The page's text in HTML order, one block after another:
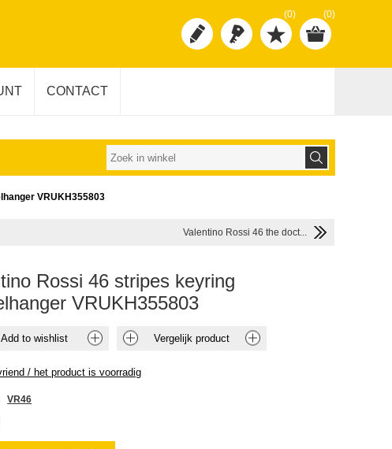
(0) (0)
CONTACT
VRUKH355803
Valentino Rossi 46 the doct...
Rossi 46 stripes keyring
VRUKH355803
VR46